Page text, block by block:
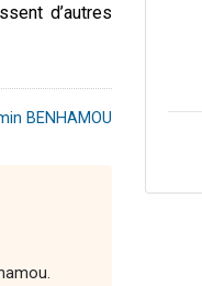
d’autres
BENHAMOU